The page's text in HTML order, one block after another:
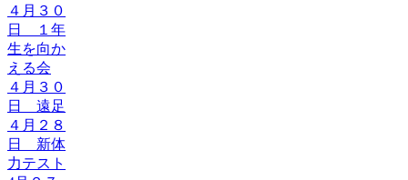
４月３０
日 １年
生を向か
える会
４月３０
日 遠足
４月２８
日 新体
力テスト